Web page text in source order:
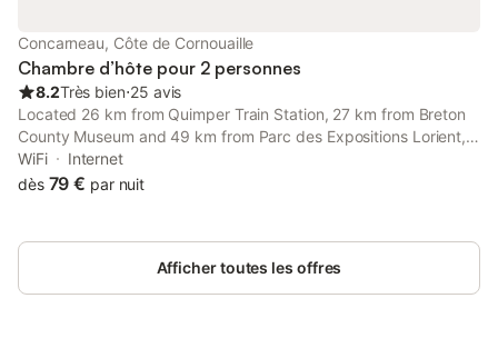
Concarneau, Côte de Cornouaille
Chambre d’hôte pour 2 personnes
8.2Très bien⋅25 avis
Located 26 km from Quimper Train Station, 27 km from Breton
County Museum and 49 km from Parc des Expositions Lorient,
Au Troisieme provides accommodation situated in Concarneau.
WiFi
Internet
dès 79 € par nuit
Afficher toutes les offres